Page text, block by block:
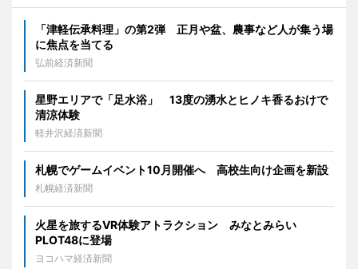
「津軽伝承料理」の第2弾 正月や盆、農事など人が集う場
に焦点を当てる
弘前経済新聞
星野エリアで「足水浴」 13度の湧水とヒノキ香るおけで
清涼体験
軽井沢経済新聞
札幌でゲームイベント10月開催へ 高校生向け企画を新設
札幌経済新聞
火星を旅するVR体験アトラクション みなとみらい
PLOT48に登場
ヨコハマ経済新聞